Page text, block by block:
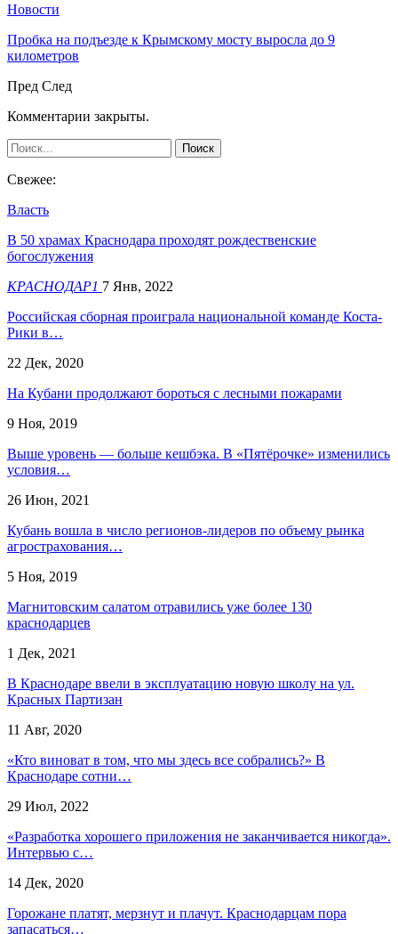
Новости
Пробка на подъезде к Крымскому мосту выросла до 9
километров
Пред След
Комментарии закрыты.
Свежее:
Власть
В 50 храмах Краснодара проходят рождественские
богослужения
КРАСНОДАР1 7 Янв, 2022
Российская сборная проиграла национальной команде Коста-
Рики в…
22 Дек, 2020
На Кубани продолжают бороться с лесными пожарами
9 Ноя, 2019
Выше уровень — больше кешбэка. В «Пятёрочке» изменились
условия…
26 Июн, 2021
Кубань вошла в число регионов-лидеров по объему рынка
агрострахования…
5 Ноя, 2019
Магнитовским салатом отравились уже более 130
краснодарцев
1 Дек, 2021
В Краснодаре ввели в эксплуатацию новую школу на ул.
Красных Партизан
11 Авг, 2020
«Кто виноват в том, что мы здесь все собрались?» В
Краснодаре сотни…
29 Июл, 2022
«Разработка хорошего приложения не заканчивается никогда».
Интервью с…
14 Дек, 2020
Горожане платят, мерзнут и плачут. Краснодарцам пора
запасаться…